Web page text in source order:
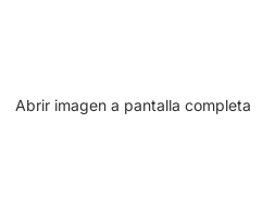
Abrir imagen a pantalla completa